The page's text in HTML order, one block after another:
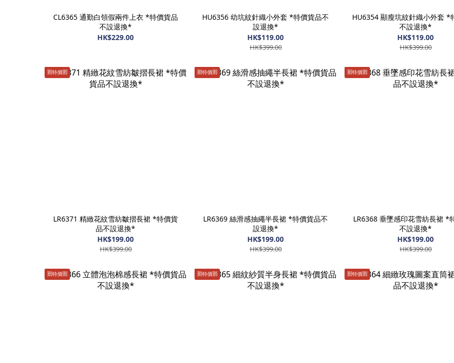
CL6365 通勤白領假兩件上衣 *特價貨品
不設退換*
HK$229.00
HU6356 幼坑紋針織小外套 *特價貨品不
設退換*
HK$119.00
HK$399.00
HU6354 顯瘦坑紋針織小外套 *
不設退換*
HK$119.00
HK$399.00
🈹️特價🈹️
LR6371 精緻花紋雪紡皺摺長裙 *特價貨
品不設退換*
HK$199.00
HK$399.00
🈹️特價🈹️
LR6369 絲滑感抽繩半長裙 *特價貨品不
設退換*
HK$199.00
HK$399.00
🈹️特價🈹️
LR6368 垂墜感印花雪紡長裙 *
不設退換*
HK$199.00
HK$399.00
🈹️特價🈹️ 🈹️特價🈹️ 🈹️特價🈹️